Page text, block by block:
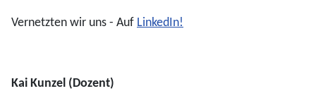
Vernetzten wir uns - Auf LinkedIn!
Kai Kunzel (Dozent)